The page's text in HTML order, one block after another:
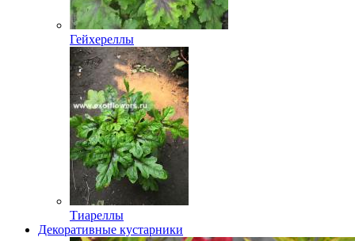
Гейхереллы
Тиареллы
Декоративные кустарники